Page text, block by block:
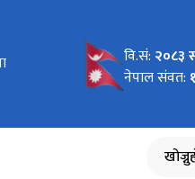
२०८२
:-
:-
वि.सं: २०८३
नेपाल संवत: